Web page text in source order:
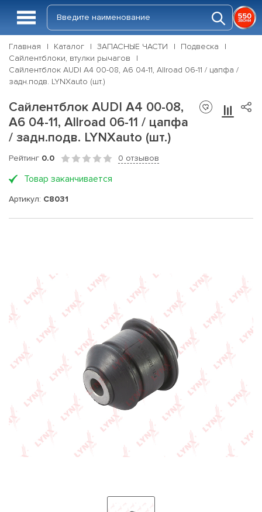
Главная Каталог ЗАПАСНЫЕ ЧАСТИ
Подвеска
Сайлентблоки, втулки рычагов
Сайлентблок AUDI A4 00-08, A6 04-11, Allroad 06-11 / цапфа /
задн.подв. LYNXauto (шт.)
Сайлентблок AUDI A4 00-08,
A6 04-11, Allroad 06-11 / цапфа
/ задн.подв. LYNXauto (шт.)
Рейтинг 0.0 0 отзывов
Товар заканчивается
Артикул: C8031